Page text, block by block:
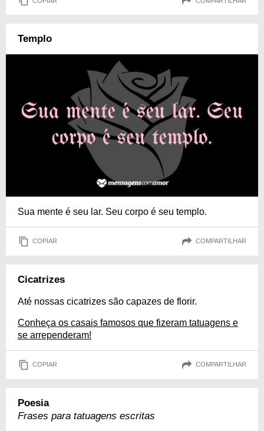
Templo
Sua mente é seu lar. Seu corpo é seu templo.
COPIAR COMPARTILHAR
Cicatrizes
Até nossas cicatrizes são capazes de florir.
Conheça os casais famosos que fizeram tatuagens e
se arrependeram!
COPIAR COMPARTILHAR
Poesia
Frases para tatuagens escritas